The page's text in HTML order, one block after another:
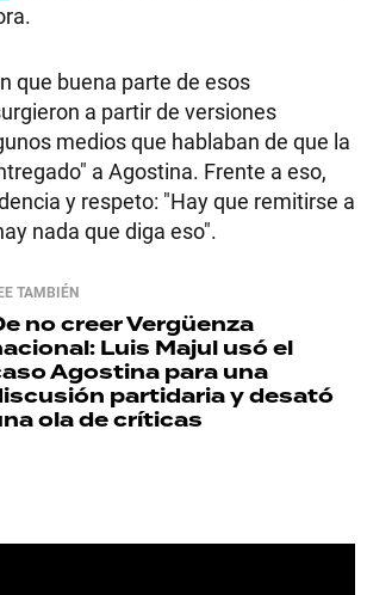
que buena parte de esos
a partir de versiones
medios que hablaban de que la
a Agostina. Frente a eso,
y respeto: "Hay que remitirse a
nada que diga eso".
TAMBIÉN
no creerVergüenza
Luis Majul usó el
Agostina para una
partidaria y desató
ola de críticas